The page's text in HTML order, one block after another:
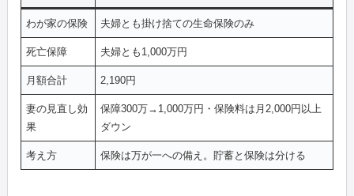
わが家の保険 夫婦とも掛け捨ての生命保険のみ
死亡保障 夫婦とも1,000万円
月額合計 2,190円
妻の見直し効
果
保障300万→1,000万円・保険料は月2,000円以上
ダウン
考え方 保険は万が一への備え。貯蓄と保険は分ける